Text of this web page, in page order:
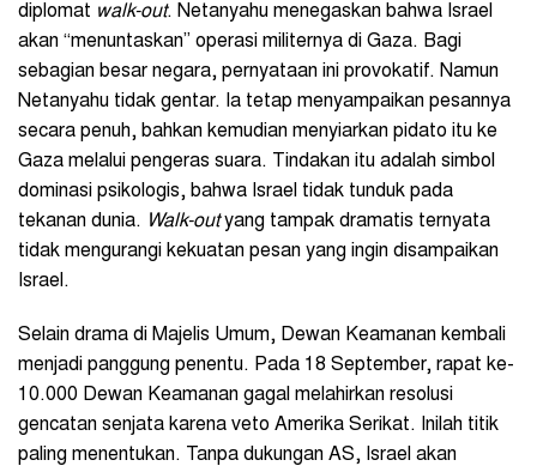
diplomat walk-out. Netanyahu menegaskan bahwa Israel
akan “menuntaskan” operasi militernya di Gaza. Bagi
sebagian besar negara, pernyataan ini provokatif. Namun
Netanyahu tidak gentar. Ia tetap menyampaikan pesannya
secara penuh, bahkan kemudian menyiarkan pidato itu ke
Gaza melalui pengeras suara. Tindakan itu adalah simbol
dominasi psikologis, bahwa Israel tidak tunduk pada
tekanan dunia. Walk-outyang tampak dramatis ternyata
tidak mengurangi kekuatan pesan yang ingin disampaikan
Israel.
Selain drama di Majelis Umum, Dewan Keamanan kembali
menjadi panggung penentu. Pada 18 September, rapat ke-
10.000 Dewan Keamanan gagal melahirkan resolusi
gencatan senjata karena veto Amerika Serikat. Inilah titik
paling menentukan. Tanpa dukungan AS, Israel akan